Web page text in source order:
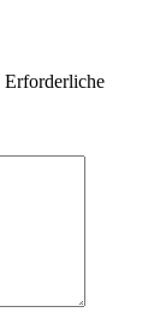
Erforderliche